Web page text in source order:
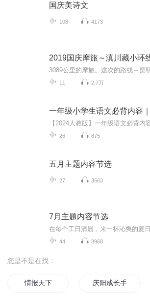
国庆美诗文
108 4173
2019国庆摩旅～滇川藏小环
11 2.7万
一年级小学生语文必背内容
26 875
五月主题内容节选
27 3563
7月主题内容节选
44 3968
您是不是在找：
情报天下 庆阳成长手札